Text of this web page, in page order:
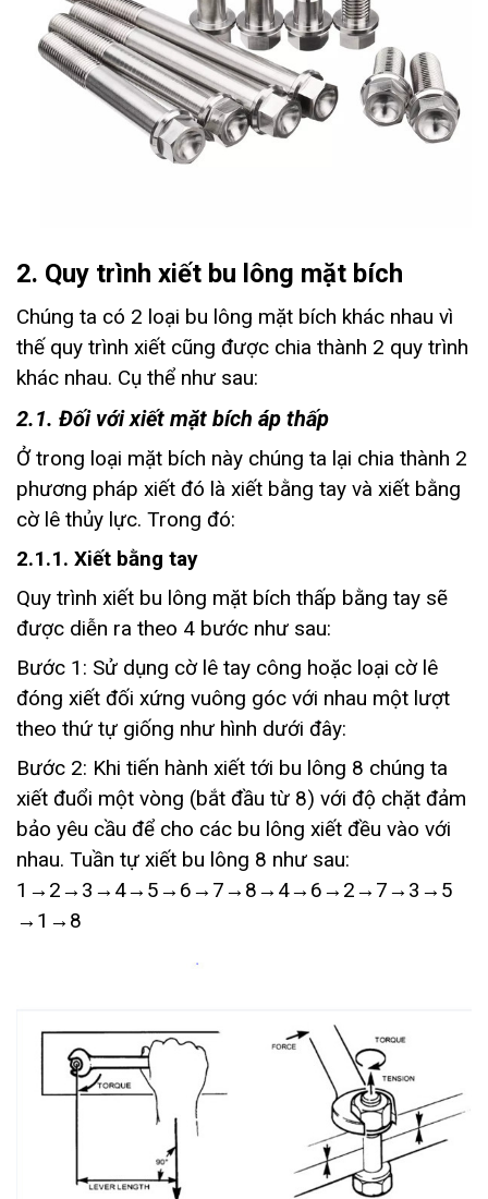
2. Quy trình xiết bu lông mặt bích
Chúng ta có 2 loại bu lông mặt bích khác nhau vì
thế quy trình xiết cũng được chia thành 2 quy trình
khác nhau. Cụ thể như sau:
2.1. Đối với xiết mặt bích áp thấp
Ở trong loại mặt bích này chúng ta lại chia thành 2
phương pháp xiết đó là xiết bằng tay và xiết bằng
cờ lê thủy lực. Trong đó:
2.1.1. Xiết bằng tay
Quy trình xiết bu lông mặt bích thấp bằng tay sẽ
được diễn ra theo 4 bước như sau:
Bước 1: Sử dụng cờ lê tay công hoặc loại cờ lê
đóng xiết đối xứng vuông góc với nhau một lượt
theo thứ tự giống như hình dưới đây:
Bước 2: Khi tiến hành xiết tới bu lông 8 chúng ta
xiết đuổi một vòng (bắt đầu từ 8) với độ chặt đảm
bảo yêu cầu để cho các bu lông xiết đều vào với
nhau. Tuần tự xiết bu lông 8 như sau:
1→2→3→4→5→6→7→8→4→6→2→7→3→5
→1→8